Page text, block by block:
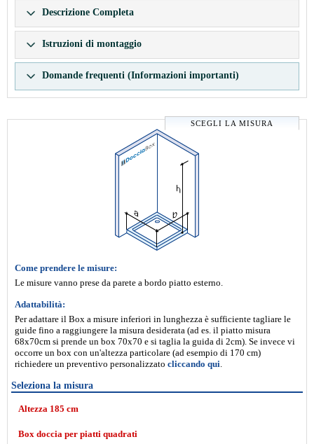
Descrizione Completa
Istruzioni di montaggio
Domande frequenti (Informazioni importanti)
SCEGLI LA MISURA
Come prendere le misure:
Le misure vanno prese da parete a bordo piatto esterno.
Adattabilità:
Per adattare il Box a misure inferiori in lunghezza è sufficiente tagliare le
guide fino a raggiungere la misura desiderata (ad es. il piatto misura
68x70cm si prende un box 70x70 e si taglia la guida di 2cm). Se invece vi
occorre un box con un'altezza particolare (ad esempio di 170 cm)
richiedere un preventivo personalizzato cliccando qui.
Seleziona la misura
Altezza 185 cm
Box doccia per piatti quadrati